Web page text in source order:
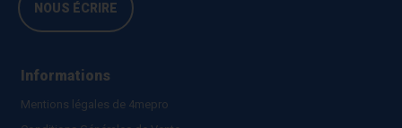
NOUS ÉCRIRE
Informations
Mentions légales de 4mepro